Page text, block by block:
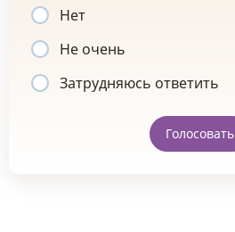
Нет
Не очень
Затрудняюсь ответить
Голосовать